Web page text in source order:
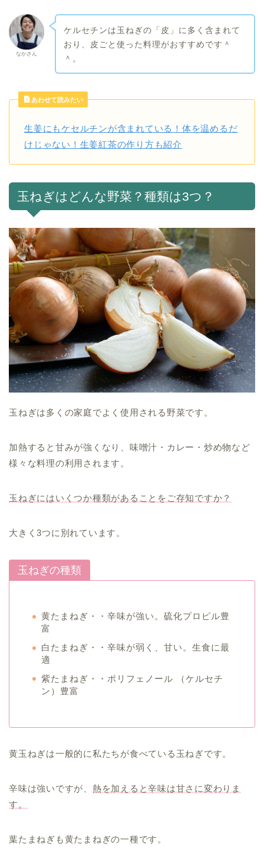
なかさん
ケルセチンは玉ねぎの「皮」に多く含まれて
おり、皮ごと使った料理がおすすめです＾
＾。
あわせて読みたい
生姜にもケセルチンが含まれている！体を温めるだ
けじゃない！生姜紅茶の作り方も紹介
玉ねぎはどんな野菜？種類は3つ？
玉ねぎは多くの家庭でよく使用される野菜です。
加熱すると甘みが強くなり、味噌汁・カレー・炒め物など
様々な料理の利用されます。
玉ねぎにはいくつか種類があることをご存知ですか？
大きく3つに別れています。
玉ねぎの種類
黄たまねぎ・・辛味が強い。硫化プロピル豊
富
白たまねぎ・・辛味が弱く、甘い。生食に最
適
紫たまねぎ・・ポリフェノール （ケルセチ
ン）豊富
黄玉ねぎは一般的に私たちが食べている玉ねぎです。
辛味は強いですが、 熱を加えると辛味は甘さに変わりま
す。
葉たまねぎも黄たまねぎの一種です。